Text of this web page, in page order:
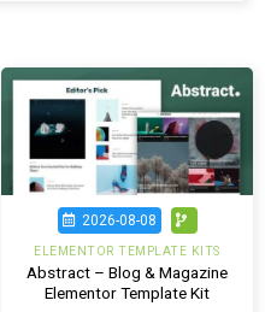
2026-08-08
ELEMENTOR TEMPLATE KITS
Abstract – Blog & Magazine
Elementor Template Kit